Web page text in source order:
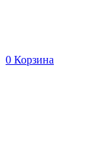
0 Корзина